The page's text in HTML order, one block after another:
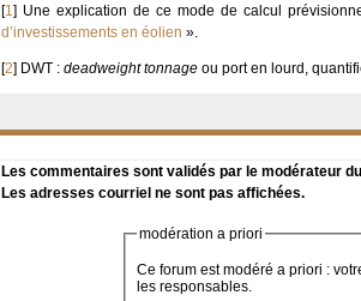
[1] Une explication de ce mode de calcul
d’investissements en éolien ».
[2] DWT : deadweight tonnage ou port en lourd,
Les commentaires sont validés par le modérateur
Les adresses courriel ne sont pas affichées.
modération a priori
Ce forum est modéré a priori :
les responsables.